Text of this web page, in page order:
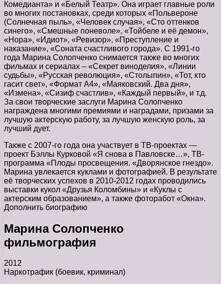
Комедианта» и «Белый Театр». Она играет главные роли
во многих постановках, среди которых «Польвероне
(Солнечная пыль», «Человек случая», «Сто оттенков
синего», «Смешные поневоле», «Тойбеле и её демон»,
«Нора», «Идиот», «Ревизор», «Преступление и
наказание», «Соната счастливого города». С 1991-го
года Марина Солопченко снимается также во многих
фильмах и сериалах – «Секрет виноделия», «Линии
судьбы», «Русская революция», «Столыпин», «Тот, кто
гасит свет», «Формат А4», «Маяковский. Два дня»,
«Измена», «Сизиф счастлив», «Каждый первый», и т.д.
За свои творческие заслуги Марина Солопченко
награждена многими премиями и наградами, призами за
лучшую актерскую работу, за лучшую женскую роль, за
лучший дует.
Также с 2007-го года она участвует в ТВ-проектах —
проект Бэллы Курковой «Я снова в Павловске…», ТВ-
программа «Плоды просвещения. «Дворянское гнездо».
Марина увлекается куклами и фотографией. В результате
её творческих успехов в 2010-2012 годах проводились
выставки кукол «Друзья Коломбины» и «Куклы с
актерским образованием», а также фоторабот «Окна».
Дополнить биографию
Марина Солопченко
фильмография
2012
Наркотрафик (боевик, криминал)